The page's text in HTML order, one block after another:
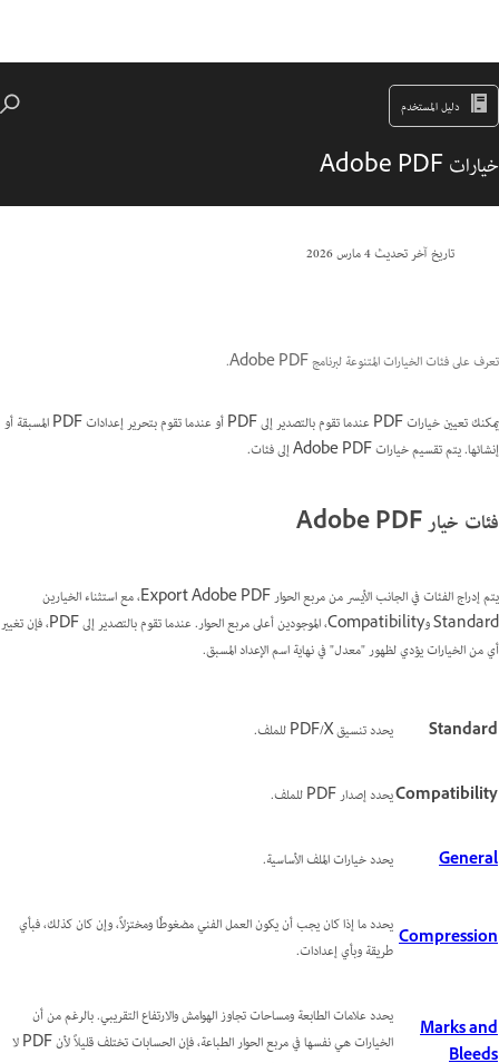
دليل المستخدم
خيارات Adobe PDF
تاريخ آخر تحديث4 مارس 2026
تعرف على فئات الخيارات المتنوعة لبرنامج Adobe PDF.
يمكنك تعيين خيارات PDF عندما تقوم بالتصدير إلى PDF أو عندما تقوم بتحرير إعدادات PDF المسبقة أو
إنشائها. يتم تقسيم خيارات Adobe PDF إلى فئات.
فئات خيار Adobe PDF
يتم إدراج الفئات في الجانب الأيسر من مربع الحوار Export Adobe PDF، مع استثناء الخيارين
Standard وCompatibility، الموجودين أعلى مربع الحوار. عندما تقوم بالتصدير إلى PDF، فإن تغيير
أي من الخيارات يؤدي لظهور "معدل" في نهاية اسم الإعداد المسبق.
Standard يحدد تنسيق PDF/X للملف.
Compatibilityيحدد إصدار PDF للملف.
General يحدد خيارات الملف الأساسية.
Compression
يحدد ما إذا كان يجب أن يكون العمل الفني مضغوطًا ومختزلاً، وإن كان كذلك، فبأي
طريقة وبأي إعدادات.
Marks and
Bleeds
يحدد علامات الطابعة ومساحات تجاوز الهوامش والارتفاع التقريبي. بالرغم من أن
الخيارات هي نفسها في مربع الحوار الطباعة، فإن الحسابات تختلف قليلاً لأن PDF لا